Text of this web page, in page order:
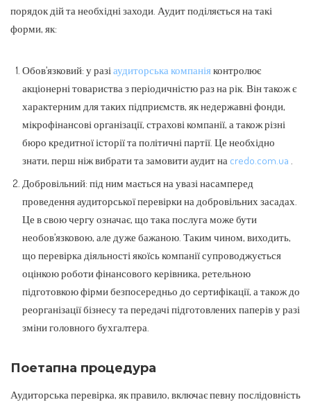
порядок дій та необхідні заходи. Аудит поділяється на такі
форми, як:
Обов’язковий: у разі аудиторська компаніяконтролює
акціонерні товариства з періодичністю раз на рік. Він також є
характерним для таких підприємств, як недержавні фонди,
мікрофінансові організації, страхові компанії, а також різні
бюро кредитної історії та політичні партії. Це необхідно
знати, перш ніж вибрати та замовити аудит на credo.com.ua
Добровільний: під ним мається на увазі насамперед
проведення аудиторської перевірки на добровільних засадах.
Це в свою чергу означає, що така послуга може бути
необов’язковою, але дуже бажаною. Таким чином, виходить,
що перевірка діяльності якоїсь компанії супроводжується
оцінкою роботи фінансового керівника, ретельною
підготовкою фірми безпосередньо до сертифікації, а також до
реорганізації бізнесу та передачі підготовлених паперів у разі
зміни головного бухгалтера.
Поетапна процедура
Аудиторська перевірка, як правило, включає певну послідовність